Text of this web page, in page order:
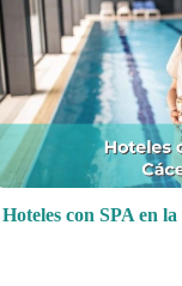
Hoteles con SPA en